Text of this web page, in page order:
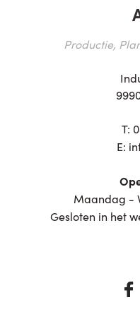
Productie,
T:
E:
Maandag -
Gesloten in het